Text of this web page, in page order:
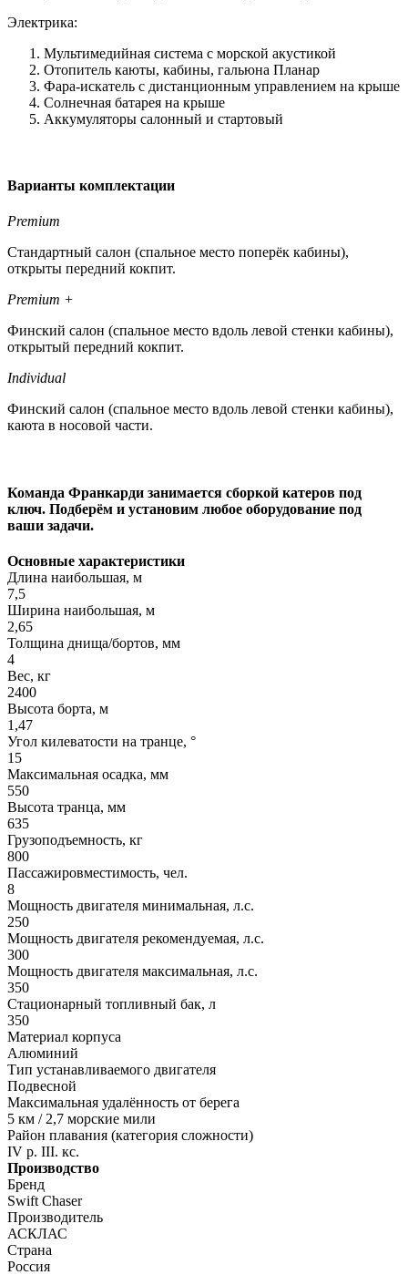
Электрика:
Мультимедийная система с морской акустикой
Отопитель каюты, кабины, гальюна Планар
Фара-искатель с дистанционным управлением на крыше
Солнечная батарея на крыше
Аккумуляторы салонный и стартовый
Варианты комплектации
Premium
Стандартный салон (спальное место поперёк кабины),
открыты передний кокпит.
Premium +
Финский салон (спальное место вдоль левой стенки кабины),
открытый передний кокпит.
Individual
Финский салон (спальное место вдоль левой стенки кабины),
каюта в носовой части.
Команда Франкарди занимается сборкой катеров под
ключ. Подберём и установим любое оборудование под
ваши задачи.
Основные характеристики
Длина наибольшая, м
7,5
Ширина наибольшая, м
2,65
Толщина днища/бортов, мм
4
Вес, кг
2400
Высота борта, м
1,47
Угол килеватости на транце, °
15
Максимальная осадка, мм
550
Высота транца, мм
635
Грузоподъемность, кг
800
Пассажировместимость, чел.
8
Мощность двигателя минимальная, л.с.
250
Мощность двигателя рекомендуемая, л.с.
300
Мощность двигателя максимальная, л.с.
350
Стационарный топливный бак, л
350
Материал корпуса
Алюминий
Тип устанавливаемого двигателя
Подвесной
Максимальная удалённость от берега
5 км / 2,7 морские мили
Район плавания (категория сложности)
IV р. III. кс.
Производство
Бренд
Swift Chaser
Производитель
АСКЛАС
Страна
Россия